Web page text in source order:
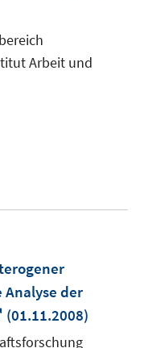
Arbeit und
der
In
neuem
(01.11.2008)